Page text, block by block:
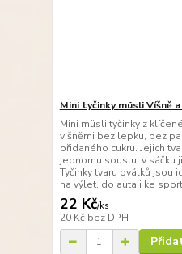
Mini tyčinky müsli Víšně
Mini müsli tyčinky z
višněmi bez lepku, bez
přidaného cukru. Jejich
jednomu soustu, v sáčku
Tyčinky tvaru oválků jsou
na výlet, do auta i ke
22 Kč/ks
20 Kč bez DPH